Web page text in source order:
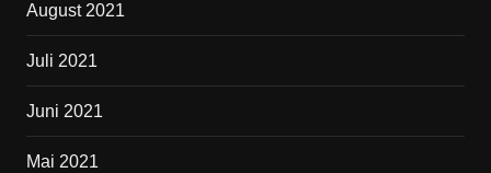
August 2021
Juli 2021
Juni 2021
Mai 2021